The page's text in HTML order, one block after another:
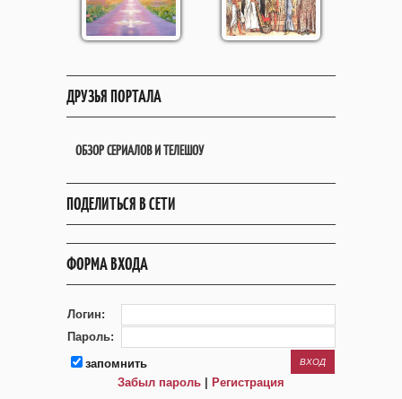
ДРУЗЬЯ ПОРТАЛА
ОБЗОР СЕРИАЛОВ И ТЕЛЕШОУ
ПОДЕЛИТЬСЯ В СЕТИ
ФОРМА ВХОДА
Логин:
Пароль:
запомнить
Забыл пароль
Регистрация